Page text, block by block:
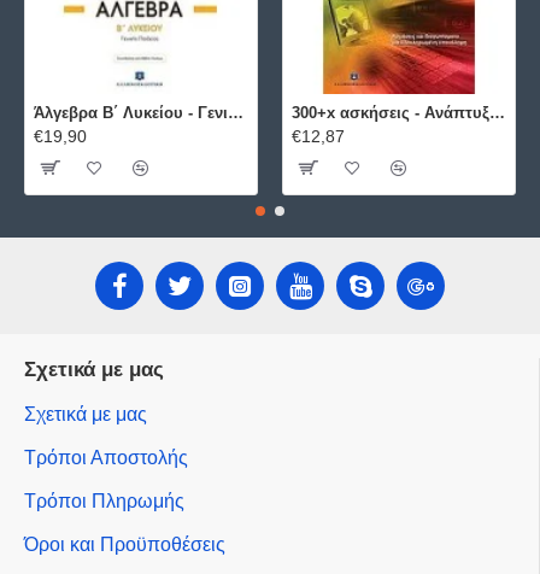
Άλγεβρα B΄ Λυκείου - Γενικής Παιδείας ΕΛΛΗΝΟΕΚΔΟΤΙΚΗ
€19,90
300+x ασκήσεις - Ανάπτυξη Εφαρμογών σε Προγραμματιστικό Περιβάλλον ΕΛΛΗΝΟΕΚΔΟΤΙΚΗ
€12,87
Σχετικά με μας
Σχετικά με μας
Τρόποι Αποστολής
Τρόποι Πληρωμής
Όροι και Προϋποθέσεις